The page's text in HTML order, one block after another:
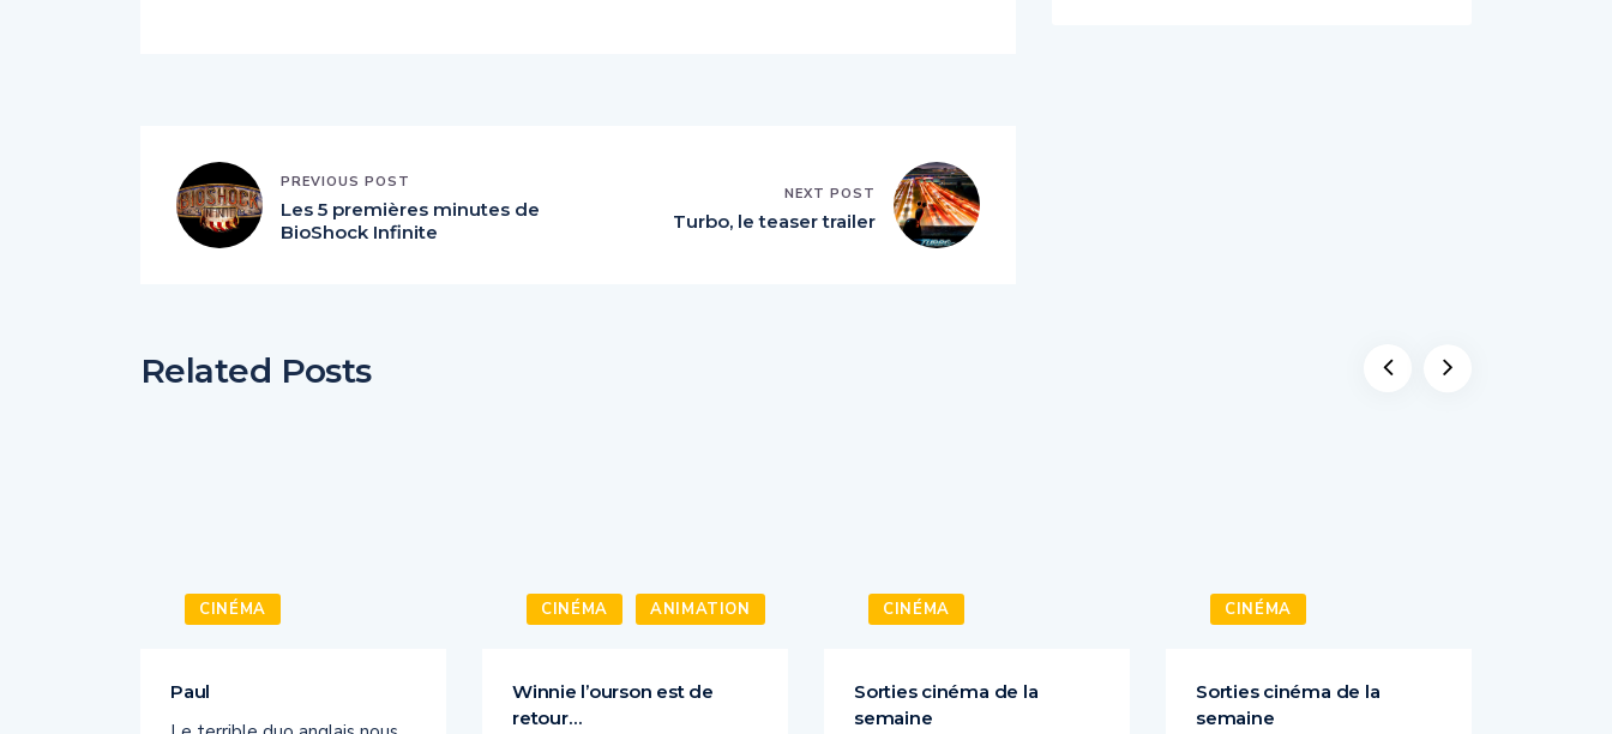
PREVIOUS POST
Les 5 premières minutes de
BioShock Infinite
NEXT POST
Turbo, le teaser trailer
Related Posts
CINÉMA
Paul
CINÉMA ANIMATION
Winnie l’ourson est de
retour…
CINÉMA
Sorties cinéma de la
semaine
CINÉMA
Sorties cinéma de la
semaine